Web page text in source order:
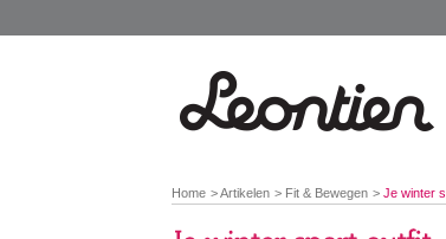
You
are
here:
Home Artikelen Fit & Bewegen Je winter